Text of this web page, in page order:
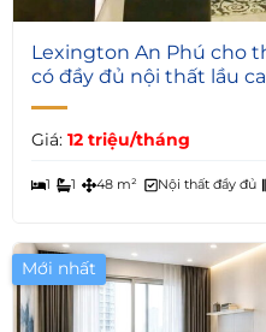
5
Lexington An Phú cho
có đầy đủ nội thất lầu
Giá: 12 triệu/tháng
1 1 48 m² Nội thất đầy đủ
Mới nhất Giá Tốt